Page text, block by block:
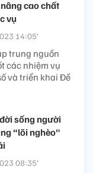
cao chất
vụ
14:05’
trung nguồn
các nhiệm vụ
và triển khai Đề
sống người
“lõi nghèo"
08:35’